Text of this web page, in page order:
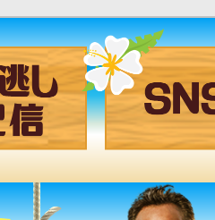
見逃し配信